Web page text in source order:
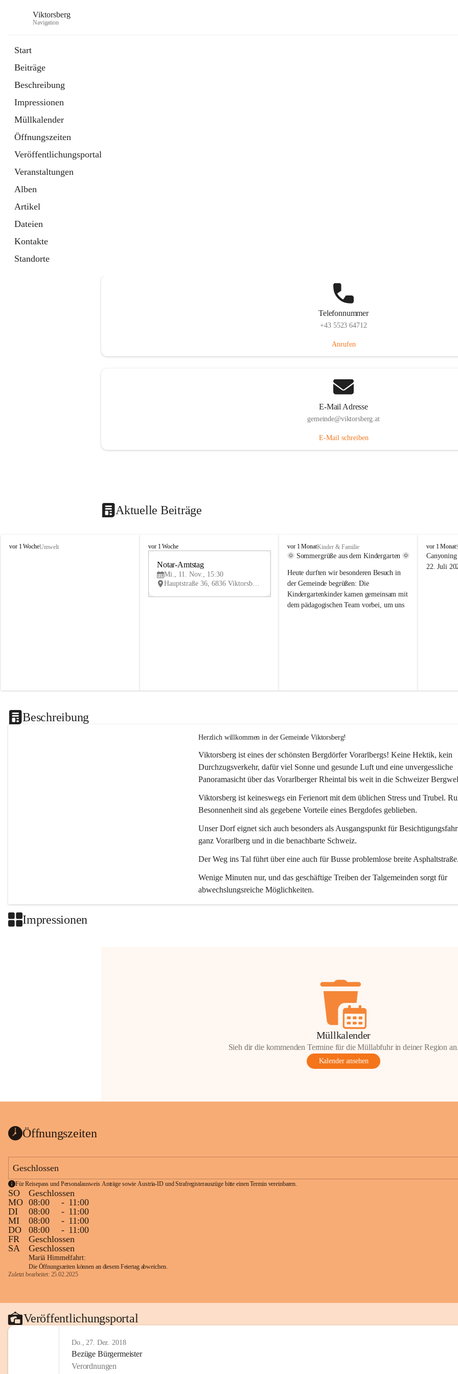
Viktorsberg
Navigation
Start
Beiträge
Beschreibung
Impressionen
Müllkalender
Öffnungszeiten
Veröffentlichungsportal
Veranstaltungen
Alben
Artikel
Dateien
Kontakte
Standorte
Telefonnummer
+43 5523 64712
Anrufen
E-Mail Adresse
gemeinde@viktorsberg.at
E-Mail schreiben
Aktuelle Beiträge
V
vor 1 WocheUmwelt
V
vor 1 Woche
V
Notar-Amtstag
Mi., 11. Nov., 15:30
Hauptstraße 36, 6836 Viktorsberg, AUT
V
i
t
o
r
s
vor 1 MonatKinder & Familie
🌞 Sommergrüße aus dem Kindergarten 🌞
Heute durften wir besonderen Besuch in
der Gemeinde begrüßen: Die
Kindergartenkinder kamen gemeinsam mit
dem pädagogischen Team vorbei, um uns
V
i
k
vor 1 Monat
22. Juli
Beschreibung
Herzlich willkommen in der Gemeinde Viktorsberg!
Viktorsberg ist eines der schönsten Bergdörfer Vorarlbergs! Keine Hektik, kein
Durchzugsverkehr, dafür viel Sonne und gesunde Luft und eine unvergessliche
Panoramasicht über das Vorarlberger Rheintal bis weit in die Schweizer
Viktorsberg ist keineswegs ein Ferienort mit dem üblichen Stress und Trubel.
Besonnenheit sind als gegebene Vorteile eines Bergdofes geblieben.
Unser Dorf eignet sich auch besonders als Ausgangspunkt für
ganz Vorarlberg und in die benachbarte Schweiz.
Der Weg ins Tal führt über eine auch für Busse problemlose breite
Wenige Minuten nur, und das geschäftige Treiben der Talgemeinden sorgt für
abwechslungsreiche Möglichkeiten.
Impressionen
Müllkalender
Sieh dir die kommenden Termine für die Müllabfuhr in deiner Region
Kalender ansehen
Öffnungszeiten
Geschlossen
Für Reisepass und Personalausweis Anträge sowie Austria-ID und Strafregisterauszüge bitte einen Termin vereinbaren.
SO
Geschlossen
MO 08:00 - 11:00
DI
08:00 - 11:00
MI
08:00 - 11:00
DO
08:00 - 11:00
FR
Geschlossen
SA
Geschlossen
Mariä Himmelfahrt:
Die Öffnungszeiten können an diesem Feiertag abweichen.
Zuletzt bearbeitet: 25.02.2025
Veröffentlichungsportal
Do., 27. Dez. 2018
Bezüge Bürgermeister
Verordnungen